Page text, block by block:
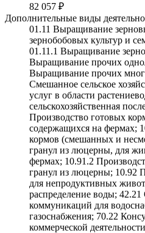
82 057 ₽
Дополнительные виды
01.11 Выращивание
зернобобовых культур и
01.11.1 Выращивание
Выращивание прочих
Выращивание прочих
Смешанное сельское
услуг в области
сельскохозяйственная
Производство готовых
содержащихся на фермах;
кормов (смешанных и
гранул из люцерны, для
фермах; 10.91.2
гранул из люцерны; 10.92
для непродуктивных
распределение воды;
коммуникаций для
газоснабжения; 70.22
коммерческой